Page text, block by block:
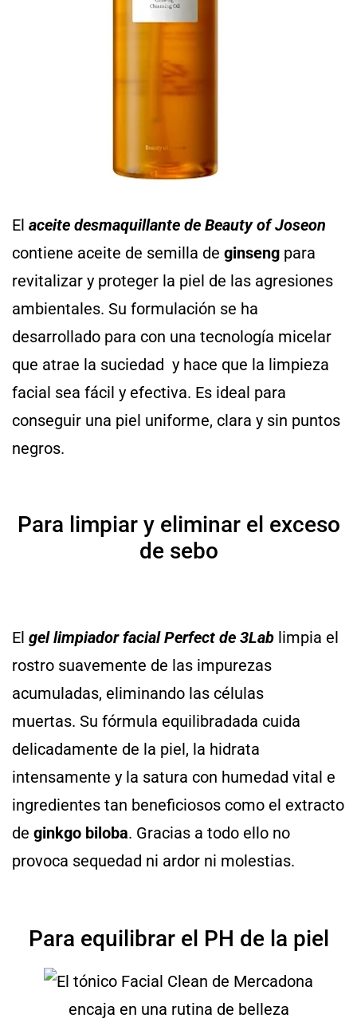
El aceite desmaquillante de Beauty of Joseon
contiene aceite de semilla de ginseng para
revitalizar y proteger la piel de las agresiones
ambientales. Su formulación se ha
desarrollado para con una tecnología micelar
que atrae la suciedad y hace que la limpieza
facial sea fácil y efectiva. Es ideal para
conseguir una piel uniforme, clara y sin puntos
negros.
Para limpiar y eliminar el exceso
de sebo
El gel limpiador facial Perfect de 3Lab limpia el
rostro suavemente de las impurezas
acumuladas, eliminando las células
muertas. Su fórmula equilibradada cuida
delicadamente de la piel, la hidrata
intensamente y la satura con humedad vital e
ingredientes tan beneficiosos como el extracto
de ginkgo biloba. Gracias a todo ello no
provoca sequedad ni ardor ni molestias.
Para equilibrar el PH de la piel